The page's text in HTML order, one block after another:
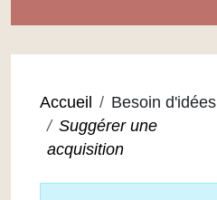
Accueil
Besoin d'idées
Suggérer une
acquisition